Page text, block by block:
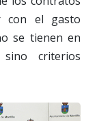
con el gasto
se tienen en
criterios